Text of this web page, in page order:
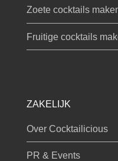
Zoete cocktails
Fruitige cocktails
ZAKELIJK
Over Cocktailicious
PR & Events